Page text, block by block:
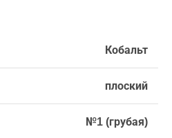
Кобальт
плоский
№1 (грубая)